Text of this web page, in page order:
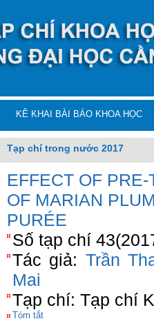
KÊ KHAI BÀI BÁO KHOA HỌC
Tạp chí trong nước 2017
EFFECT OF
OF MARIAN
PURÉE
Số tạp chí
Tác giả: Trần
Mai
Tạp chí: Tạp chí
Tóm tắt